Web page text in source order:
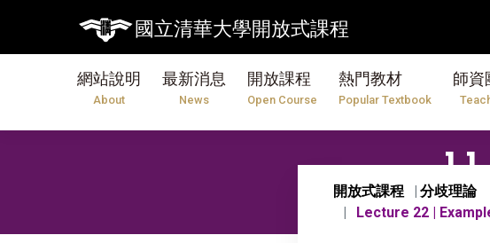
國立清華大學開放式課程
網站說明
About
最新消息
News
開放課程
Open Course
熱門教材
Popular Textbook
師資
開放式課程
分歧理論
Lecture 22 |